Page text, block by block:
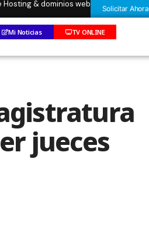
Hosting & dominios web Solicitar Ahora
Mi Noticias TV ONLINE
jueces